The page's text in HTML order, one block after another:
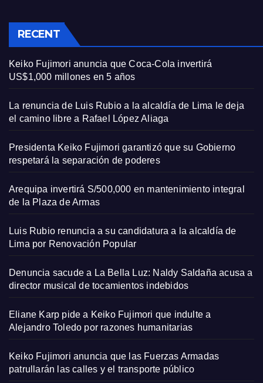
RECENT
Keiko Fujimori anuncia que Coca-Cola invertirá
US$1,000 millones en 5 años
La renuncia de Luis Rubio a la alcaldía de Lima le deja
el camino libre a Rafael López Aliaga
Presidenta Keiko Fujimori garantizó que su Gobierno
respetará la separación de poderes
Arequipa invertirá S/500,000 en mantenimiento integral
de la Plaza de Armas
Luis Rubio renuncia a su candidatura a la alcaldía de
Lima por Renovación Popular
Denuncia sacude a La Bella Luz: Naldy Saldaña acusa a
director musical de tocamientos indebidos
Eliane Karp pide a Keiko Fujimori que indulte a
Alejandro Toledo por razones humanitarias
Keiko Fujimori anuncia que las Fuerzas Armadas
patrullarán las calles y el transporte público